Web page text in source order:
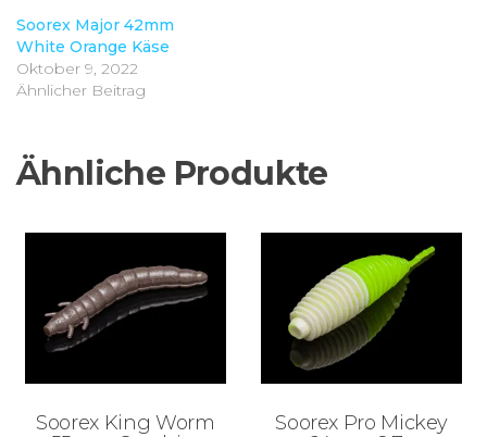
Soorex Major 42mm
White Orange Käse
Oktober 9, 2022
Ähnlicher Beitrag
Ähnliche Produkte
Soorex King Worm
Soorex Pro Mickey